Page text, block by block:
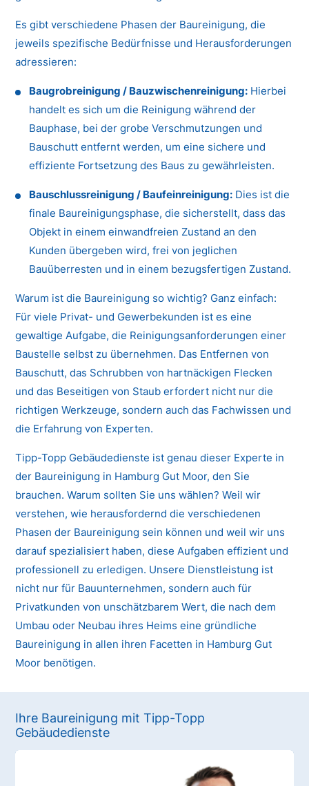
Es gibt verschiedene Phasen der Baureinigung, die
jeweils spezifische Bedürfnisse und Herausforderungen
adressieren:
Baugrobreinigung / Bauzwischenreinigung: Hierbei
handelt es sich um die Reinigung während der
Bauphase, bei der grobe Verschmutzungen und
Bauschutt entfernt werden, um eine sichere und
effiziente Fortsetzung des Baus zu gewährleisten.
Bauschlussreinigung / Baufeinreinigung: Dies ist die
finale Baureinigungsphase, die sicherstellt, dass das
Objekt in einem einwandfreien Zustand an den
Kunden übergeben wird, frei von jeglichen
Bauüberresten und in einem bezugsfertigen Zustand.
Warum ist die Baureinigung so wichtig? Ganz einfach:
Für viele Privat- und Gewerbekunden ist es eine
gewaltige Aufgabe, die Reinigungsanforderungen einer
Baustelle selbst zu übernehmen. Das Entfernen von
Bauschutt, das Schrubben von hartnäckigen Flecken
und das Beseitigen von Staub erfordert nicht nur die
richtigen Werkzeuge, sondern auch das Fachwissen und
die Erfahrung von Experten.
Tipp-Topp Gebäudedienste ist genau dieser Experte in
der Baureinigung in Hamburg Gut Moor, den Sie
brauchen. Warum sollten Sie uns wählen? Weil wir
verstehen, wie herausfordernd die verschiedenen
Phasen der Baureinigung sein können und weil wir uns
darauf spezialisiert haben, diese Aufgaben effizient und
professionell zu erledigen. Unsere Dienstleistung ist
nicht nur für Bauunternehmen, sondern auch für
Privatkunden von unschätzbarem Wert, die nach dem
Umbau oder Neubau ihres Heims eine gründliche
Baureinigung in allen ihren Facetten in Hamburg Gut
Moor benötigen.
Ihre Baureinigung mit Tipp-Topp
Gebäudedienste